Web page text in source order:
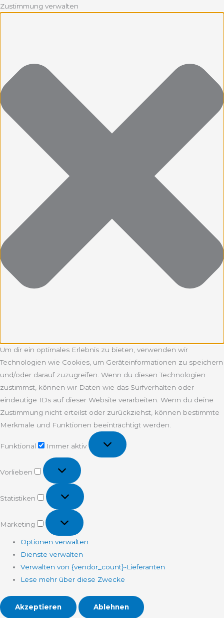
Zustimmung verwalten
Um dir ein optimales Erlebnis zu bieten, verwenden wir
Technologien wie Cookies, um Geräteinformationen zu speichern
und/oder darauf zuzugreifen. Wenn du diesen Technologien
zustimmst, können wir Daten wie das Surfverhalten oder
eindeutige IDs auf dieser Website verarbeiten. Wenn du deine
Zustimmung nicht erteilst oder zurückziehst, können bestimmte
Merkmale und Funktionen beeinträchtigt werden.
Funktional
Immer aktiv
Vorlieben
Vorlieben
Statistiken
Statistiken
Marketing
Marketing
Optionen verwalten
Dienste verwalten
Verwalten von {vendor_count}-Lieferanten
Lese mehr über diese Zwecke
Akzeptieren Ablehnen